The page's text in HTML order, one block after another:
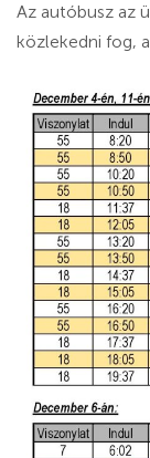
Az autóbusz az
közlekedni fog,